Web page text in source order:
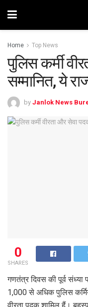
Home Top News
पुलिस कर्मी
सम्मानित, ये
by Janlok News
0
SHARES
गणतंत्र दिवस की पूर्व संध्या
1,000 से अधिक पुलिस